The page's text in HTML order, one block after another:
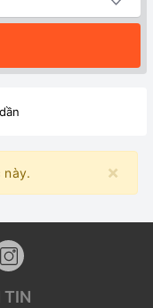
×
này.
TIN